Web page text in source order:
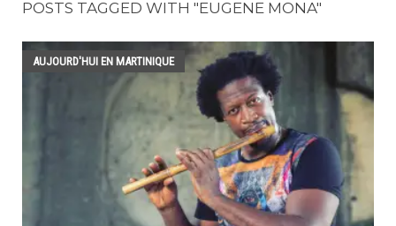
POSTS TAGGED WITH "EUGENE MONA"
AUJOURD'HUI EN MARTINIQUE